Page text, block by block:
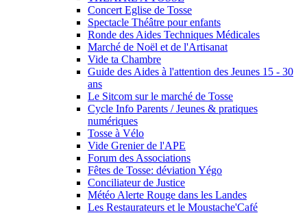
Concert Eglise de Tosse
Spectacle Théâtre pour enfants
Ronde des Aides Techniques Médicales
Marché de Noël et de l'Artisanat
Vide ta Chambre
Guide des Aides à l'attention des Jeunes 15 - 30
ans
Le Sitcom sur le marché de Tosse
Cycle Info Parents / Jeunes & pratiques
numériques
Tosse à Vélo
Vide Grenier de l'APE
Forum des Associations
Fêtes de Tosse: déviation Yégo
Conciliateur de Justice
Météo Alerte Rouge dans les Landes
Les Restaurateurs et le Moustache'Café